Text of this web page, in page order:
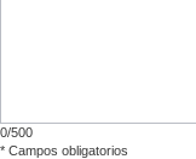
0/500
* Campos obligatorios